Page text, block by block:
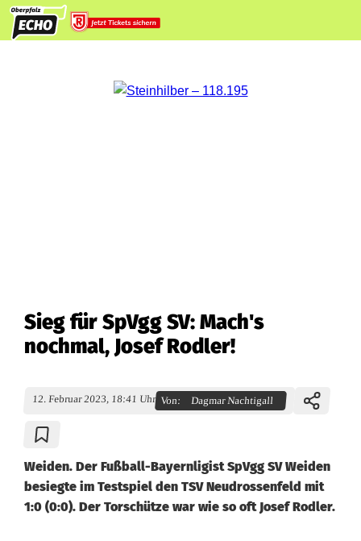
Sieg für SpVgg SV: Mach's
nochmal, Josef Rodler!
12. Februar 2023, 18:41 Uhr Von: Dagmar Nachtigall
Weiden. Der Fußball-Bayernligist SpVgg SV Weiden
besiegte im Testspiel den TSV Neudrossenfeld mit
1:0 (0:0). Der Torschütze war wie so oft Josef Rodler.